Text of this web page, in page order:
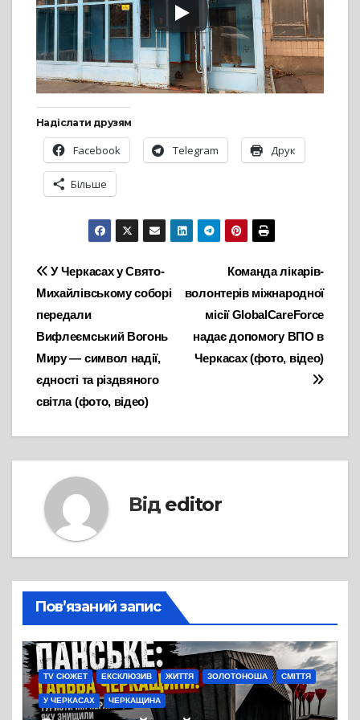
Надіслати друзям
Facebook Telegram Друк
Більше
Навігація
записів
Команда лікарів-
волонтерів міжнародної
місії GlobalCareForce
надає допомогу ВПО в
Черкасах (фото, відео)
У Черкасах у Свято-
Михайлівському соборі
передали
Вифлеємський Вогонь
Миру — символ надії,
єдності та різдвяного
світла (фото, відео)
Від editor
Пов’язаний запис
TV СЮЖЕТ ЕКСКЛЮЗИВ ЖИТТЯ ЗОЛОТОНОША СМІТТЯ
У ЧЕРКАСАХ ЧЕРКАЩИНА